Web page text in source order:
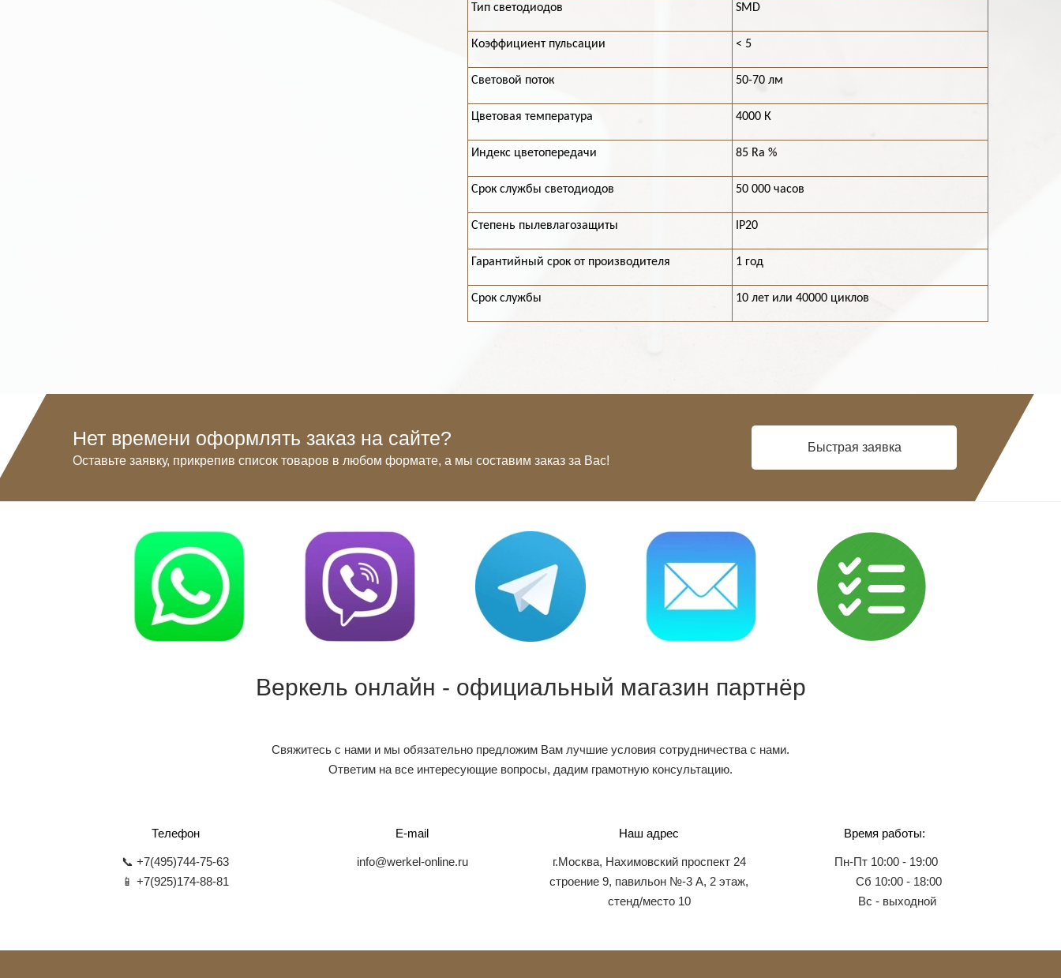
Тип светодиодов SMD
Коэффициент пульсации < 5
Световой поток 50-70 лм
Цветовая температура 4000 К
Индекс цветопередачи 85 Ra %
Срок службы светодиодов 50 000 часов
Степень пылевлагозащиты IP20
Гарантийный срок от производителя 1 год
Срок службы 10 лет или 40000 циклов
Нет времени оформлять заказ на сайте?
Оставьте заявку, прикрепив список товаров в любом формате, а мы составим заказ за Вас!
Быстрая заявка
Веркель онлайн - официальный магазин партнёр
Свяжитесь с нами и мы обязательно предложим Вам лучшие условия сотрудничества с нами.
Ответим на все интересующие вопросы, дадим грамотную консультацию.
Телефон
📞 +7(495)744-75-63
📱 +7(925)174-88-81
E-mail
info@werkel-online.ru
Наш адрес
г.Москва, Нахимовский проспект 24
строение 9, павильон №-3 А, 2 этаж,
стенд/место 10
Время работы:
Пн-Пт 10:00 - 19:00
Сб 10:00 - 18:00
Вс - выходной